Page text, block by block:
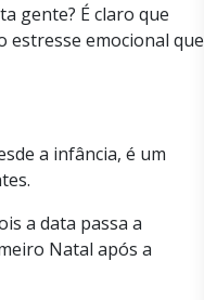
gente? É claro que
estresse emocional que
a infância, é um
a data passa a
Natal após a